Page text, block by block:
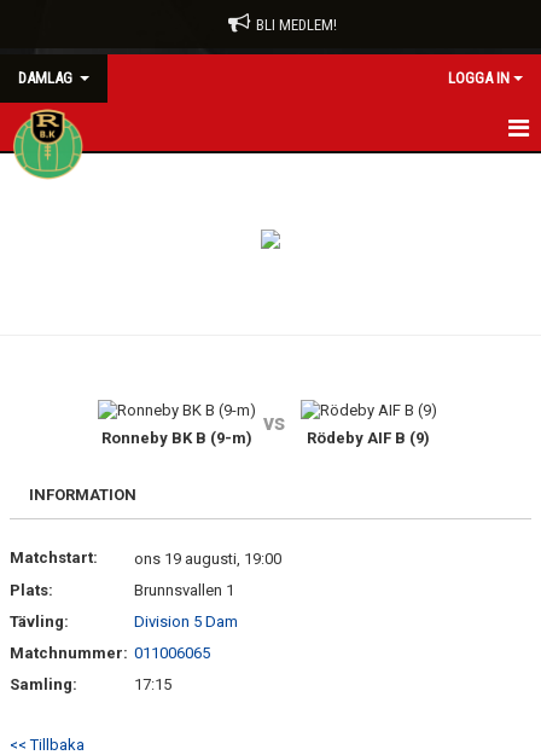
BLI MEDLEM!
DAMLAG LOGGA IN
HEM
BILDGALLERI
DOKUMENT
Ronneby BK B (9-m)
vs
Rödeby AIF B (9)
INFORMATION
Matchstart:
ons 19 augusti, 19:00
Plats:
Brunnsvallen 1
Tävling:
Division 5 Dam
Matchnummer: 011006065
Samling:
17:15
<< Tillbaka